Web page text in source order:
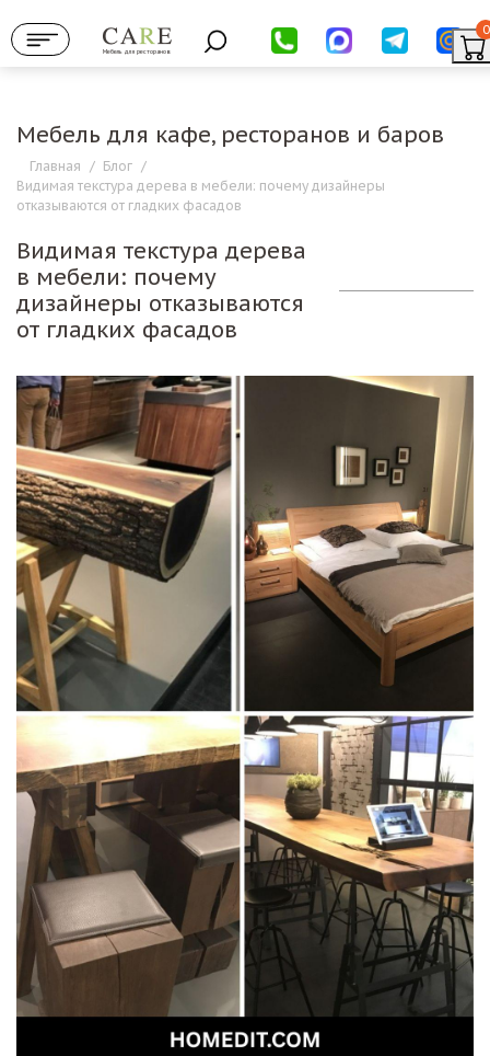
Мебель для ресторанов
0
Мебель для кафе, ресторанов и баров
Видимая текстура дерева в мебели: почему дизайнеры
отказываются от гладких фасадов
Видимая текстура дерева
в мебели: почему
дизайнеры отказываются
от гладких фасадов